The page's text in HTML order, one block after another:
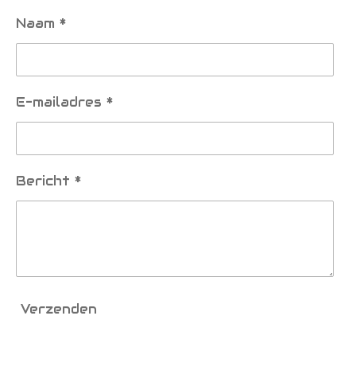
Naam *
E-mailadres *
Bericht *
Verzenden